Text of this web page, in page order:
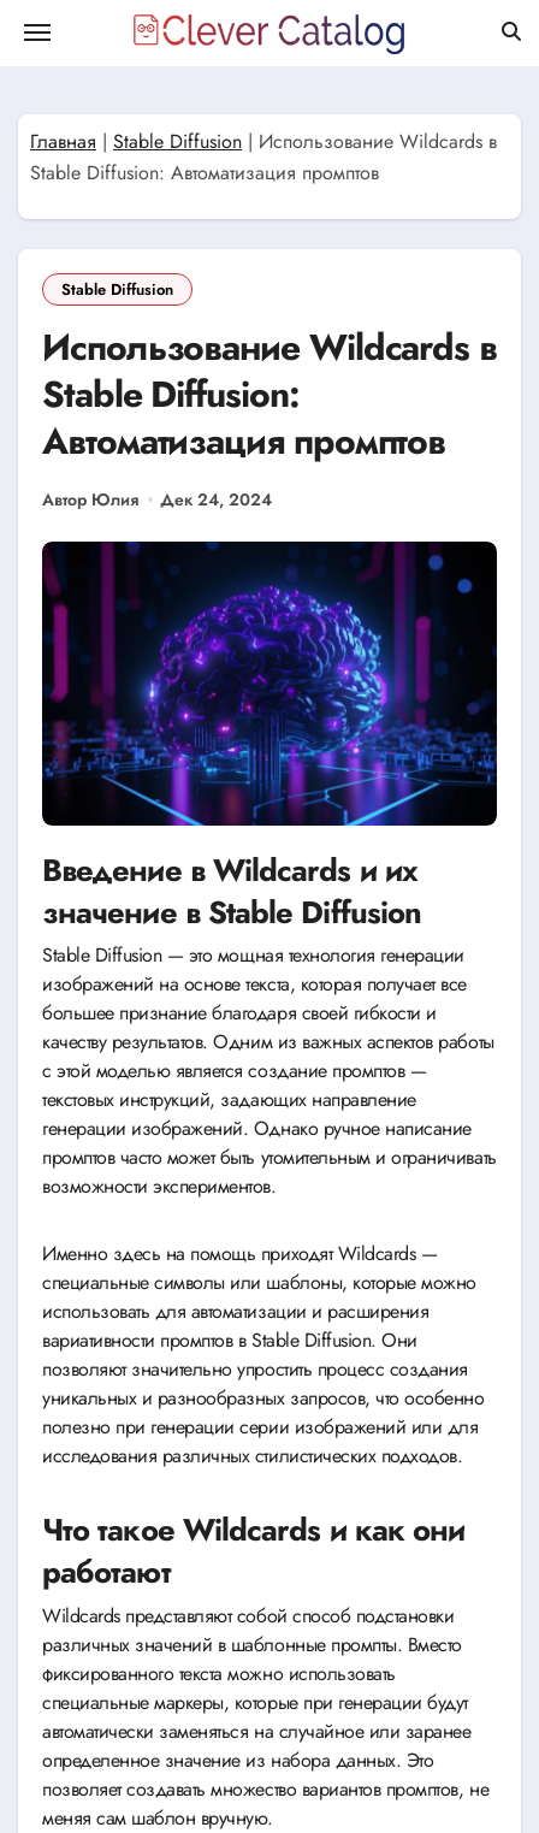
Главная | Stable Diffusion | Использование Wildcards в
Stable Diffusion: Автоматизация промптов
Stable Diffusion
Использование Wildcards в
Stable Diffusion:
Автоматизация промптов
Автор Юлия Дек 24, 2024
Введение в Wildcards и их
значение в Stable Diffusion
Stable Diffusion — это мощная технология генерации
изображений на основе текста, которая получает все
большее признание благодаря своей гибкости и
качеству результатов. Одним из важных аспектов работы
с этой моделью является создание промптов —
текстовых инструкций, задающих направление
генерации изображений. Однако ручное написание
промптов часто может быть утомительным и ограничивать
возможности экспериментов.
Именно здесь на помощь приходят Wildcards —
специальные символы или шаблоны, которые можно
использовать для автоматизации и расширения
вариативности промптов в Stable Diffusion. Они
позволяют значительно упростить процесс создания
уникальных и разнообразных запросов, что особенно
полезно при генерации серии изображений или для
исследования различных стилистических подходов.
Что такое Wildcards и как они
работают
Wildcards представляют собой способ подстановки
различных значений в шаблонные промпты. Вместо
фиксированного текста можно использовать
специальные маркеры, которые при генерации будут
автоматически заменяться на случайное или заранее
определенное значение из набора данных. Это
позволяет создавать множество вариантов промптов, не
меняя сам шаблон вручную.